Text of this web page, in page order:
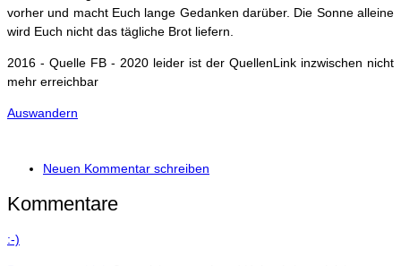
vorher und macht Euch lange Gedanken darüber. Die Sonne alleine
wird Euch nicht das tägliche Brot liefern.
2016 - Quelle FB - 2020 leider ist der QuellenLink inzwischen nicht
mehr erreichbar
Auswandern
Neuen Kommentar schreiben
Kommentare
:-)